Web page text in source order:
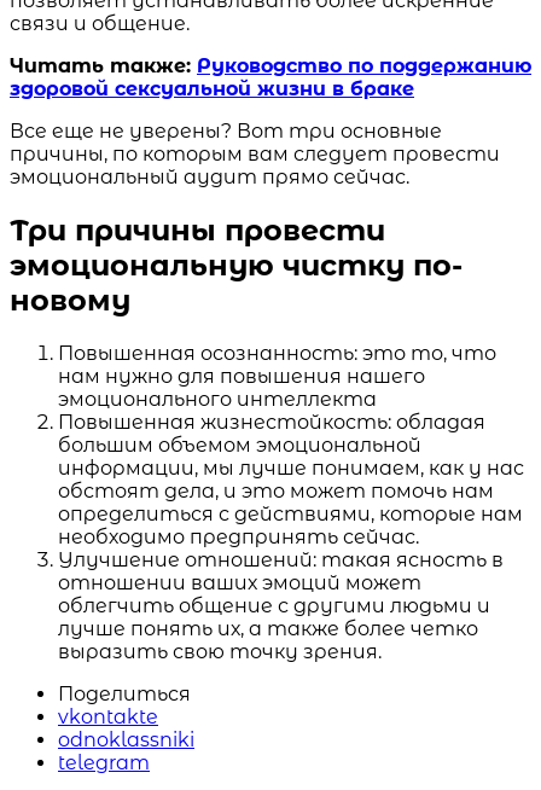
связи и общение.
Читать также: Руководство по поддержанию
здоровой сексуальной жизни в браке
Все еще не уверены? Вот три основные
причины, по которым вам следует провести
эмоциональный аудит прямо сейчас.
Три причины провести
эмоциональную чистку по-
новому
Повышенная осознанность: это то, что
нам нужно для повышения нашего
эмоционального интеллекта
Повышенная жизнестойкость: обладая
большим объемом эмоциональной
информации, мы лучше понимаем, как у нас
обстоят дела, и это может помочь нам
определиться с действиями, которые нам
необходимо предпринять сейчас.
Улучшение отношений: такая ясность в
отношении ваших эмоций может
облегчить общение с другими людьми и
лучше понять их, а также более четко
выразить свою точку зрения.
Поделиться
vkontakte
odnoklassniki
telegram